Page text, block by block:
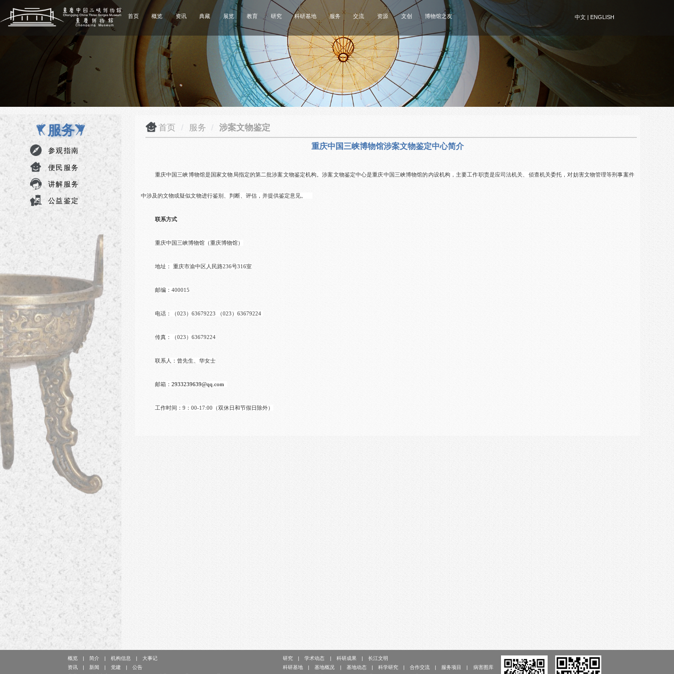
首页 概览 资讯 典藏 展览 教育 研究 科研基地 服务 交流 资源 文创 博物馆之友 中文| ENGLISH
服务
参观指南
便民服务
讲解服务
公益鉴定
首页 / 服务 / 涉案文物鉴定
重庆中国三峡博物馆涉案文物鉴定中心简介
重庆中国三峡博物馆是国家文物局指定的第二批涉案文物鉴定机构。涉案文物鉴定中心是重庆中国三峡博物馆的内设机构，主要工作职责是应司法机关、侦查机关委托，对妨害文物管理等刑事案件
中涉及的文物或疑似文物进行鉴别、判断、评估，并提供鉴定意见。
联系方式
重庆中国三峡博物馆（重庆博物馆）
地址： 重庆市渝中区人民路236号316室
邮编：400015
电话：（023）63679223 （023）63679224
传真：（023）63679224
联系人：曾先生、华女士
邮箱： 2933239639@qq.com
工作时间：9：00-17:00（双休日和节假日除外）
概览 简介 机构信息
大事记
资讯
新闻 党建
公告
研究 学术动态 科研成果
长江文明
科研基地
基地概况 基地动态 科学研究 合作交流 服务项目
病害图库